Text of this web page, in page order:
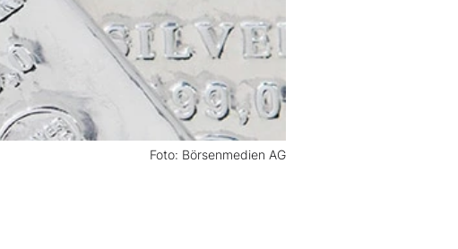
Foto: Börsenmedien AG